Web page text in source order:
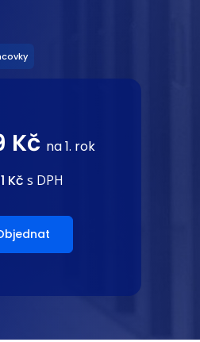
Kč na 1. rok
Kč s DPH